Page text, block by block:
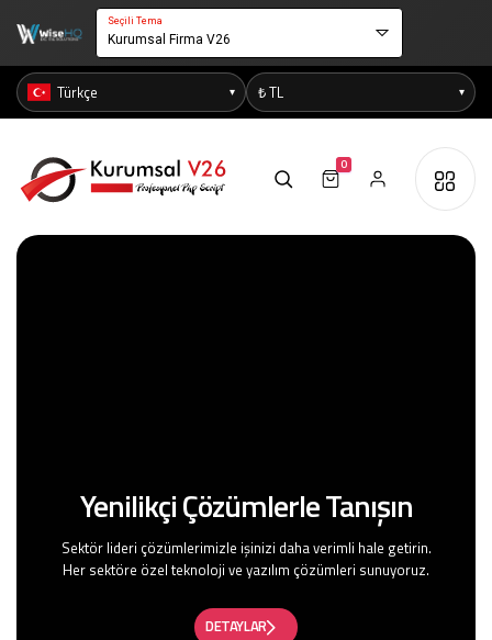
Seçili Tema
Kurumsal Firma V26